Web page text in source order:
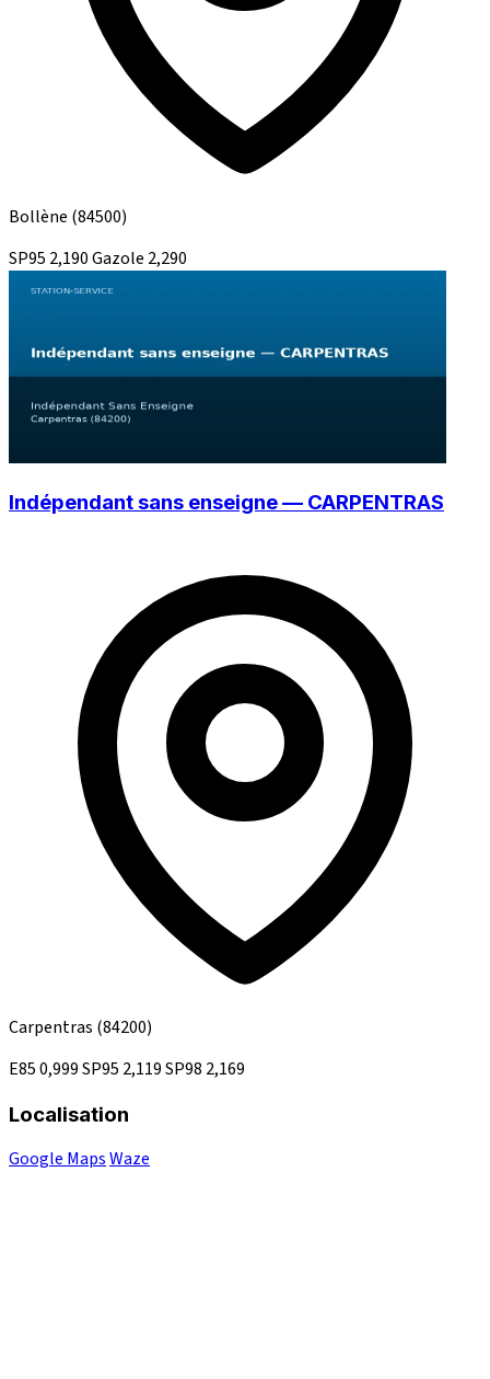
Bollène (84500)
SP95 2,190Gazole 2,290
Indépendant sans enseigne — CARPENTRAS
Carpentras (84200)
E850,999SP95 2,119SP98 2,169
Localisation
Google MapsWaze